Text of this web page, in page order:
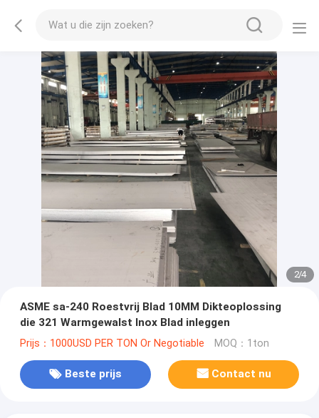
2/4
ASME sa-240 Roestvrij Blad 10MM Dikteoplossing
die 321 Warmgewalst Inox Blad inleggen
Prijs：1000USD PER TON Or Negotiable MOQ：1ton
Beste prijs Contact nu